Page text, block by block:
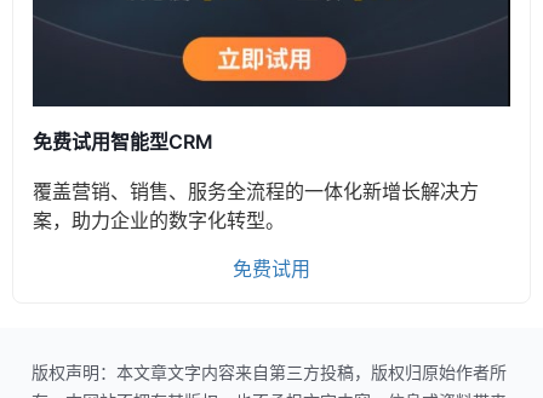
免费试用智能型CRM
覆盖营销、销售、服务全流程的一体化新增长解决方
案，助力企业的数字化转型。
免费试用
版权声明：本文章文字内容来自第三方投稿，版权归原始作者所